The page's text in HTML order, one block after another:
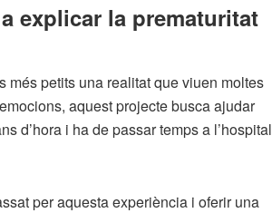
explicar la prematuritat
més petits una realitat que viuen moltes
aquest projecte busca ajudar
d’hora i ha de passar temps a l’hospital
per aquesta experiència i oferir una